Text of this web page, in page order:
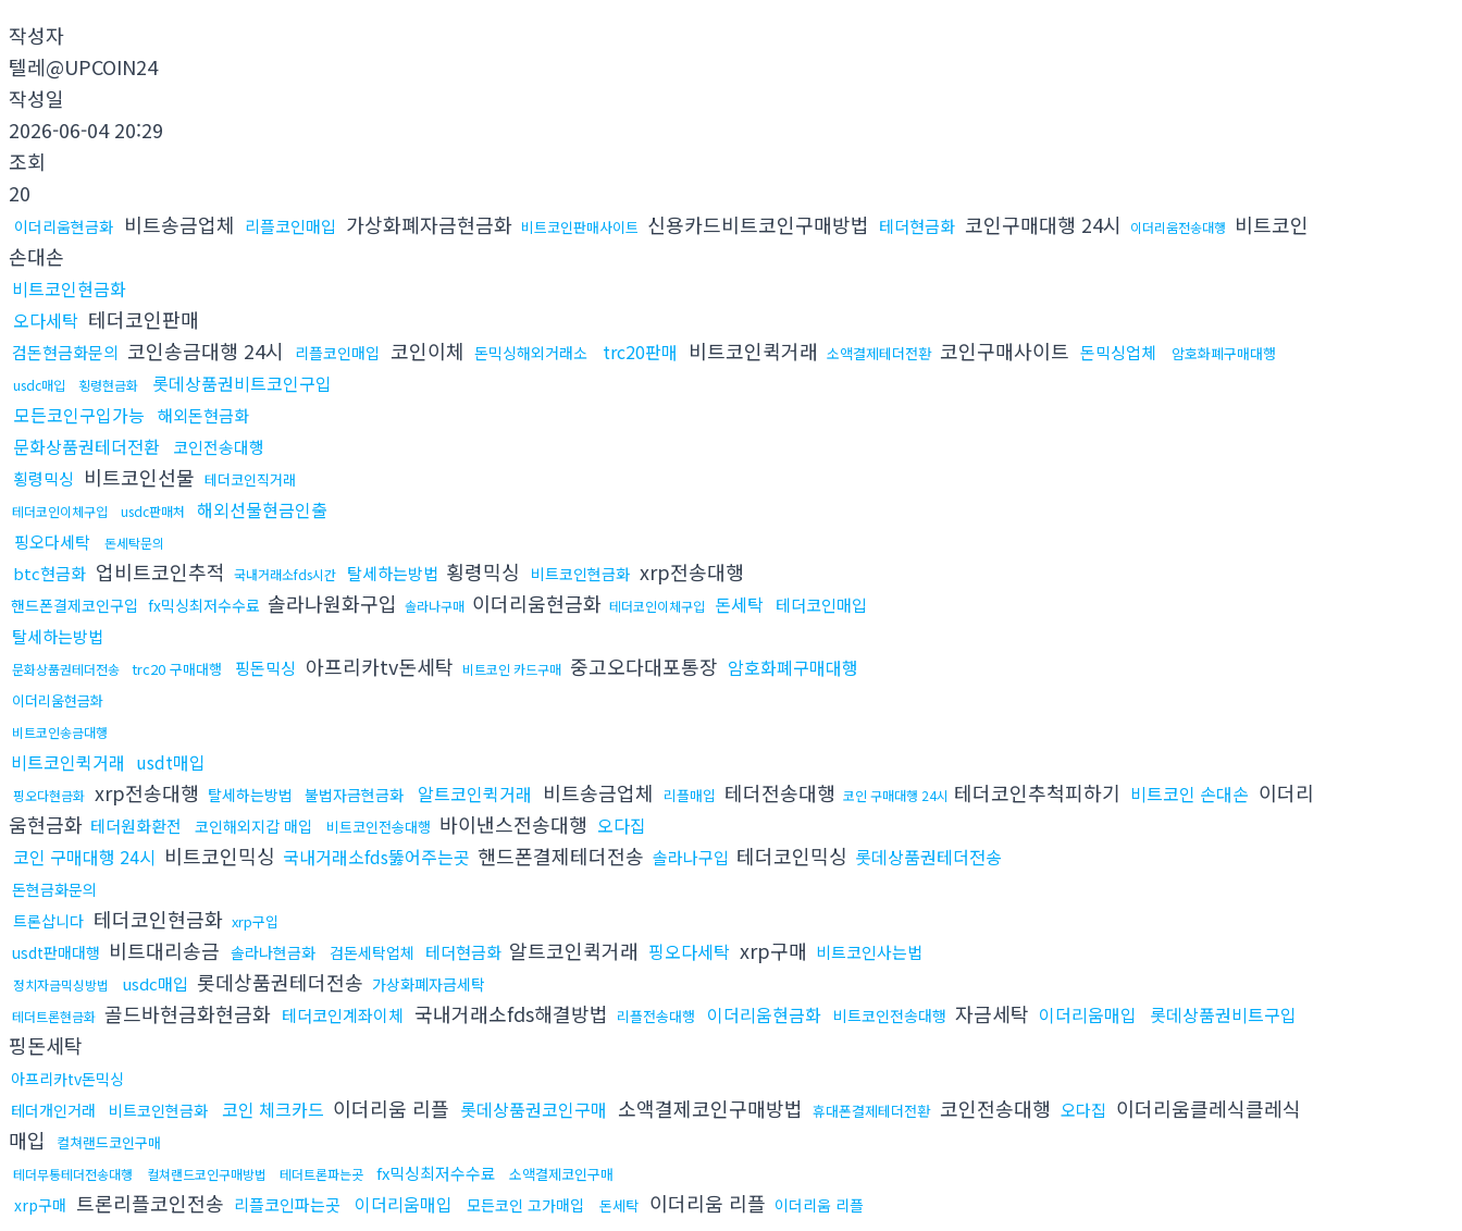
작성자
텔레@UPCOIN24
작성일
2026-06-04 20:29
조회
20
이더리움현금화 비트송금업체 리플코인매입 가상화폐자금현금화 비트코인판매사이트 신용카드비트코인구매방법 테더현금화 코인구매대행 24시 이더리움전송대행
비트코인
손대손
비트코인현금화
오다세탁 테더코인판매
검돈현금화문의 코인송금대행 24시 리플코인매입 코인이체 돈믹싱해외거래소 trc20판매 비트코인퀵거래 소액결제테더전환 코인구매사이트 돈믹싱업체 암호화폐구매대행
usdc매입 횡령현금화
롯데상품권비트코인구입
모든코인구입가능
해외돈현금화
문화상품권테더전환
코인전송대행
횡령믹싱
비트코인선물 테더코인직거래
테더코인이체구입 usdc판매처 해외선물현금인출
핑오다세탁 돈세탁문의
btc현금화 업비트코인추적 국내거래소fds시간 탈세하는방법 횡령믹싱 비트코인현금화 xrp전송대행
핸드폰결제코인구입 fx믹싱최저수수료 솔라나원화구입 솔라나구매 이더리움현금화 테더코인이체구입 돈세탁 테더코인매입
탈세하는방법
문화상품권테더전송 trc20 구매대행 핑돈믹싱 아프리카tv돈세탁 비트코인 카드구매 중고오다대포통장 암호화폐구매대행
이더리움현금화
비트코인송금대행
비트코인퀵거래 usdt매입
핑오다현금화 xrp전송대행 탈세하는방법 불법자금현금화 알트코인퀵거래 비트송금업체 리플매입 테더전송대행 코인 구매대행 24시 테더코인추척피하기 비트코인 손대손 이더리
움현금화 테더원화환전 코인해외지갑 매입 비트코인전송대행 바이낸스전송대행 오다집
코인 구매대행 24시 비트코인믹싱 국내거래소fds뚫어주는곳 핸드폰결제테더전송 솔라나구입 테더코인믹싱 롯데상품권테더전송
돈현금화문의
트론삽니다 테더코인현금화 xrp구입
usdt판매대행 비트대리송금 솔라나현금화 검돈세탁업체 테더현금화 알트코인퀵거래 핑오다세탁 xrp구매 비트코인사는법
정치자금믹싱방법 usdc매입 롯데상품권테더전송 가상화폐자금세탁
테더트론현금화 골드바현금화현금화 테더코인계좌이체 국내거래소fds해결방법 리플전송대행 이더리움현금화 비트코인전송대행 자금세탁 이더리움매입 롯데상품권비트구입
핑돈세탁
아프리카tv돈믹싱
테더개인거래
비트코인현금화 코인 체크카드 이더리움 리플 롯데상품권코인구매 소액결제코인구매방법 휴대폰결제테더전환 코인전송대행 오다집 이더리움클레식클레식
매입
컬쳐랜드코인구매
테더무통테더전송대행 컬쳐랜드코인구매방법 테더트론파는곳 fx믹싱최저수수료 소액결제코인구매
xrp구매 트론리플코인전송 리플코인파는곳 이더리움매입 모든코인 고가매입 돈세탁 이더리움 리플 이더리움 리플